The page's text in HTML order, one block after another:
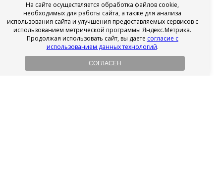
На сайте осуществляется обработка файлов cookie,
необходимых для работы сайта, а также для анализа
использования сайта и улучшения предоставляемых сервисов с
использованием метрической программы Яндекс.Метрика.
Продолжая использовать сайт, вы даете согласие с
использованием данных технологий.
СОГЛАСЕН